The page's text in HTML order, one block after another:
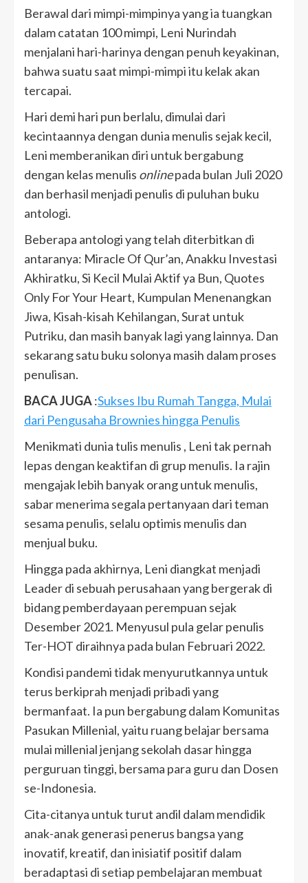
Berawal dari mimpi-mimpinya yang ia tuangkan
dalam catatan 100 mimpi, Leni Nurindah
menjalani hari-harinya dengan penuh keyakinan,
bahwa suatu saat mimpi-mimpi itu kelak akan
tercapai.
Hari demi hari pun berlalu, dimulai dari
kecintaannya dengan dunia menulis sejak kecil,
Leni memberanikan diri untuk bergabung
dengan kelas menulis onlinepada bulan Juli 2020
dan berhasil menjadi penulis di puluhan buku
antologi.
Beberapa antologi yang telah diterbitkan di
antaranya: Miracle Of Qur’an, Anakku Investasi
Akhiratku, Si Kecil Mulai Aktif ya Bun, Quotes
Only For Your Heart, Kumpulan Menenangkan
Jiwa, Kisah-kisah Kehilangan, Surat untuk
Putriku, dan masih banyak lagi yang lainnya. Dan
sekarang satu buku solonya masih dalam proses
penulisan.
BACA JUGA:Sukses Ibu Rumah Tangga, Mulai
dari Pengusaha Brownies hingga Penulis
Menikmati dunia tulis menulis , Leni tak pernah
lepas dengan keaktifan di grup menulis. Ia rajin
mengajak lebih banyak orang untuk menulis,
sabar menerima segala pertanyaan dari teman
sesama penulis, selalu optimis menulis dan
menjual buku.
Hingga pada akhirnya, Leni diangkat menjadi
Leader di sebuah perusahaan yang bergerak di
bidang pemberdayaan perempuan sejak
Desember 2021. Menyusul pula gelar penulis
Ter-HOT diraihnya pada bulan Februari 2022.
Kondisi pandemi tidak menyurutkannya untuk
terus berkiprah menjadi pribadi yang
bermanfaat. Ia pun bergabung dalam Komunitas
Pasukan Millenial, yaitu ruang belajar bersama
mulai millenial jenjang sekolah dasar hingga
perguruan tinggi, bersama para guru dan Dosen
se-Indonesia.
Cita-citanya untuk turut andil dalam mendidik
anak-anak generasi penerus bangsa yang
inovatif, kreatif, dan inisiatif positif dalam
beradaptasi di setiap pembelajaran membuat